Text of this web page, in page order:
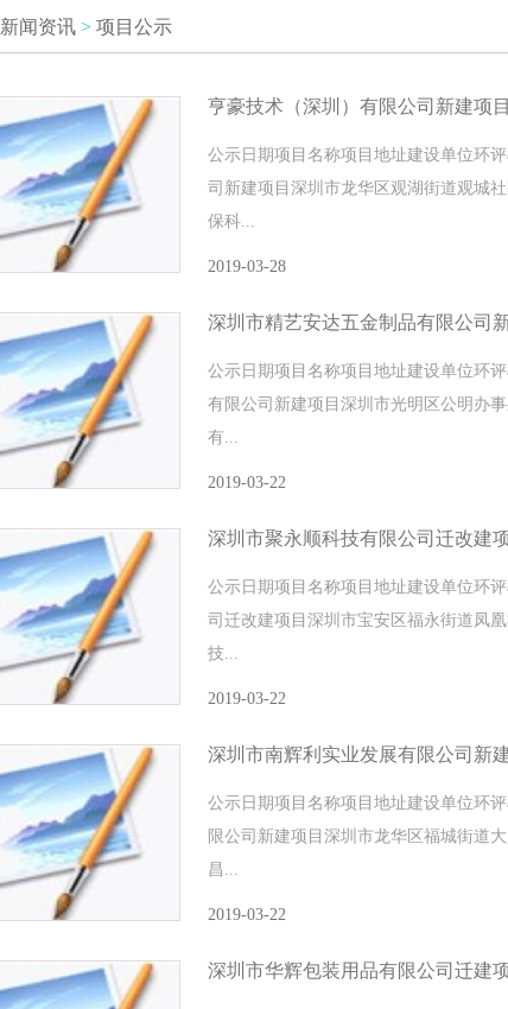
新闻资讯 > 项目公示
亨豪技术（深圳）有限公司新建项
公示日期项目名称项目地址建设单位环
司新建项目深圳市龙华区观湖街道观城
保科...
2019-03-28
深圳市精艺安达五金制品有限公司
公示日期项目名称项目地址建设单位环
有限公司新建项目深圳市光明区公明办
有...
2019-03-22
深圳市聚永顺科技有限公司迁改建
公示日期项目名称项目地址建设单位环
司迁改建项目深圳市宝安区福永街道凤
技...
2019-03-22
深圳市南辉利实业发展有限公司新
公示日期项目名称项目地址建设单位环
限公司新建项目深圳市龙华区福城街道
昌...
2019-03-22
深圳市华辉包装用品有限公司迁建